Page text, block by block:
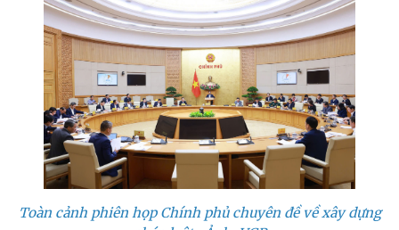
Toàn cảnh phiên họp Chính phủ chuyên đề về xây dựng